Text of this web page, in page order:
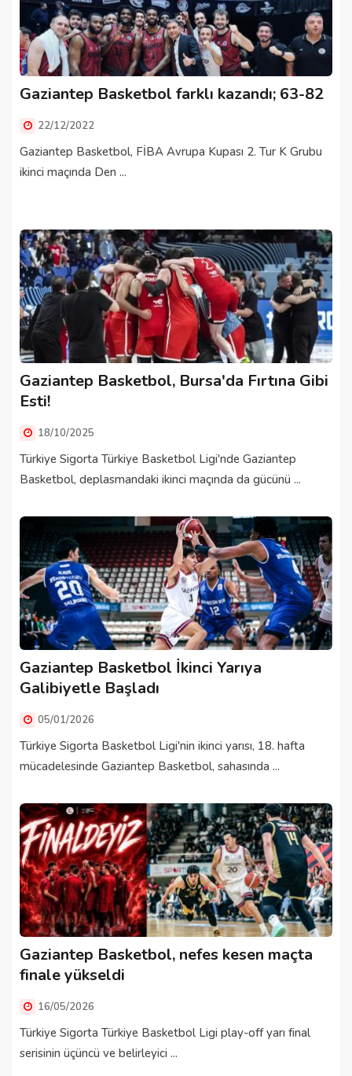
Gaziantep Basketbol farklı kazandı; 63-82
22/12/2022
Gaziantep Basketbol, FİBA Avrupa Kupası 2. Tur K Grubu
ikinci maçında Den ...
Gaziantep Basketbol, Bursa'da Fırtına Gibi
Esti!
18/10/2025
Türkiye Sigorta Türkiye Basketbol Ligi'nde Gaziantep
Basketbol, deplasmandaki ikinci maçında da gücünü ...
Gaziantep Basketbol İkinci Yarıya
Galibiyetle Başladı
05/01/2026
Türkiye Sigorta Basketbol Ligi'nin ikinci yarısı, 18. hafta
mücadelesinde Gaziantep Basketbol, sahasında ...
Gaziantep Basketbol, nefes kesen maçta
finale yükseldi
16/05/2026
Türkiye Sigorta Türkiye Basketbol Ligi play-off yarı final
serisinin üçüncü ve belirleyici ...